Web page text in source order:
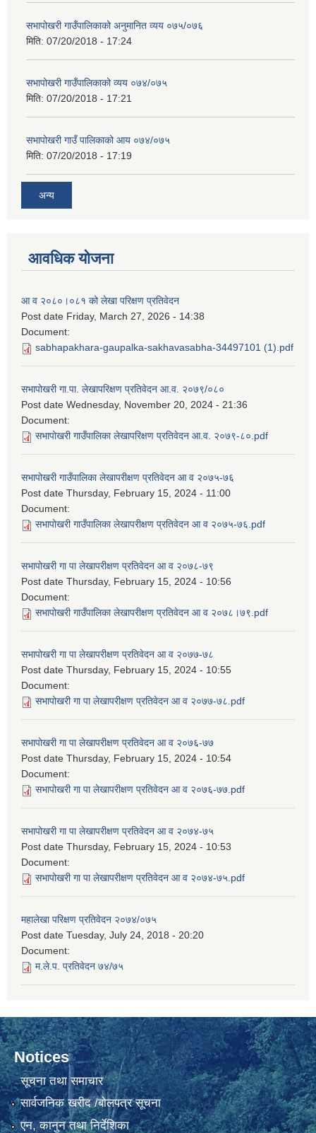
सभापोखरी गाउँपालिकाको अनुमानित व्यय ०७५/०७६
मिति: 07/20/2018 - 17:24
सभापोखरी गाउँपालिकाको व्यय ०७४/०७५
मिति: 07/20/2018 - 17:21
सभापोखरी गाउँ पालिकाको आय ०७४/०७५
मिति: 07/20/2018 - 17:19
अन्य
आवधिक योजना
आ व २०८०।०८१ को लेखा परिक्षण प्रतिवेदन
Post date Friday, March 27, 2026 - 14:38
Document:
sabhapakhara-gaupalka-sakhavasabha-34497101 (1).pdf
सभापोखरी गा.पा. लेखापरिक्षण प्रतिवेदन आ.व. २०७९/०८०
Post date Wednesday, November 20, 2024 - 21:36
Document:
सभापोखरी गाउँपालिका लेखापरिक्षण प्रतिवेदन आ.व. २०७९-८०.pdf
सभापोखरी गाउँपालिका लेखापरीक्षण प्रतिवेदन आ व २०७५-७६
Post date Thursday, February 15, 2024 - 11:00
Document:
सभापोखरी गाउँपालिका लेखापरीक्षण प्रतिवेदन आ व २०७५-७६.pdf
सभापोखरी गा पा लेखापरीक्षण प्रतिवेदन आ व २०७८-७९
Post date Thursday, February 15, 2024 - 10:56
Document:
सभापोखरी गाउँपालिका लेखापरीक्षण प्रतिवेदन आ व २०७८।७९.pdf
सभापोखरी गा पा लेखापरीक्षण प्रतिवेदन आ व २०७७-७८
Post date Thursday, February 15, 2024 - 10:55
Document:
सभापोखरी गा पा लेखापरीक्षण प्रतिवेदन आ व २०७७-७८.pdf
सभापोखरी गा पा लेखापरीक्षण प्रतिवेदन आ व २०७६-७७
Post date Thursday, February 15, 2024 - 10:54
Document:
सभापोखरी गा पा लेखापरीक्षण प्रतिवेदन आ व २०७६-७७.pdf
सभापोखरी गा पा लेखापरीक्षण प्रतिवेदन आ व २०७४-७५
Post date Thursday, February 15, 2024 - 10:53
Document:
सभापोखरी गा पा लेखापरीक्षण प्रतिवेदन आ व २०७४-७५.pdf
महालेखा परिक्षण प्रतिवेदन २०७४/०७५
Post date Tuesday, July 24, 2018 - 20:20
Document:
म.ले.प. प्रतिवेदन ७४/७५
Notices
सूचना तथा समाचार
सार्वजनिक खरीद /बोलपत्र सूचना
एन, कानुन तथा निर्देशिका